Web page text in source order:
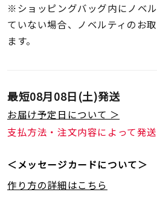
※ショッピングバッグ内にノベ
ていない場合、ノベルティのお
ます。
最短08月08日(土)発送
お届け予定日について ＞
支払方法・注文内容によって発送
＜メッセージカードについて＞
作り方の詳細はこちら